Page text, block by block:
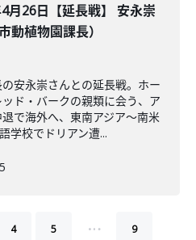
月26日【延長戦】 安永崇
動植物園課長）
安永崇さんとの延長戦。ホー
ド・バークの親類に会う、ア
で海外へ、東南アジア～南米
学校でドリアン遭...
4 5 … 9